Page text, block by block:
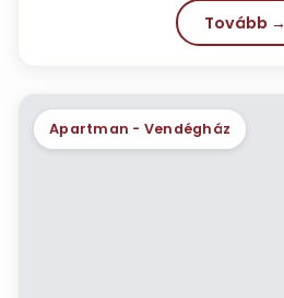
Tovább →
Apartman - Vendégház